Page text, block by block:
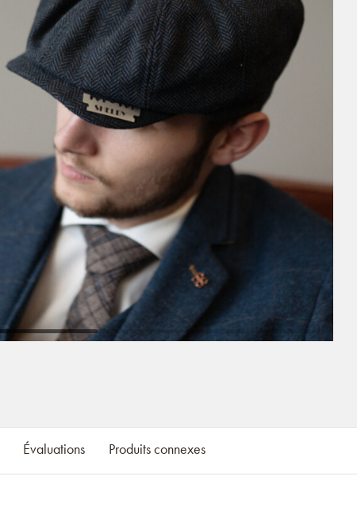
Évaluations Produits connexes